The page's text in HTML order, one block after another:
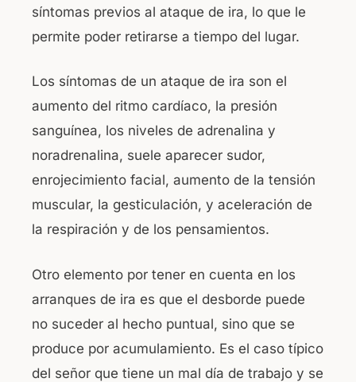
síntomas previos al ataque de ira, lo que le
permite poder retirarse a tiempo del lugar.
Los síntomas de un ataque de ira son el
aumento del ritmo cardíaco, la presión
sanguínea, los niveles de adrenalina y
noradrenalina, suele aparecer sudor,
enrojecimiento facial, aumento de la tensión
muscular, la gesticulación, y aceleración de
la respiración y de los pensamientos.
Otro elemento por tener en cuenta en los
arranques de ira es que el desborde puede
no suceder al hecho puntual, sino que se
produce por acumulamiento. Es el caso típico
del señor que tiene un mal día de trabajo y se